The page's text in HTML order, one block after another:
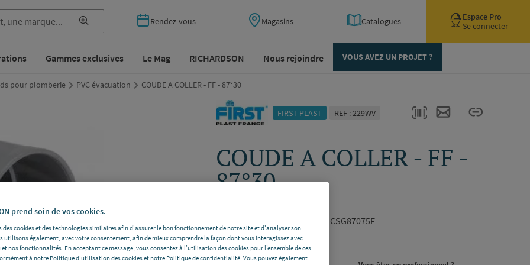
Rendez-vous Magasins Catalogues
Espace Pro
Se connecter
Gammes exclusives Le Mag RICHARDSON Nous rejoindre VOUS AVEZ UN PROJET ?
pour plomberie PVC évacuation COUDE A COLLER - FF - 87°30
FIRST PLAST REF : 229WV
COUDE A COLLER - FF -
87°30
CSG87075F
Voir la description complète
prend soin de vos cookies.
des cookies et des technologies similaires afin d'assurer le bon fonctionnement de notre site et d'analyser son
utilisons également, avec votre consentement, afin de mieux comprendre la façon dont vous interagissez avec
nos fonctionnalités. En acceptant ce message, vous consentez à l’utilisation des cookies pour l’ensemble de ces
à notre Politique d'utilisation des cookies et notre Politique de confidentialité. Vous pouvez également